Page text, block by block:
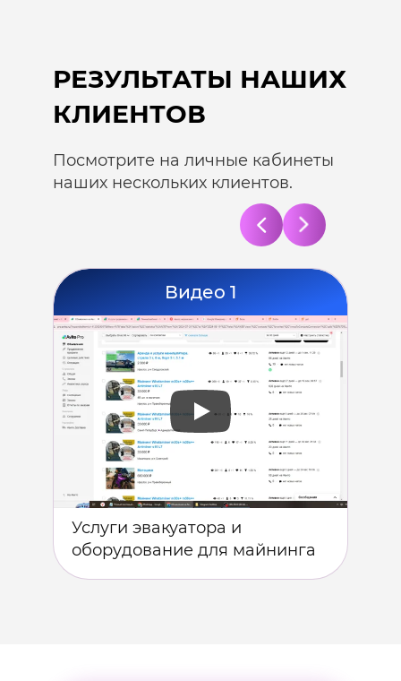
РЕЗУЛЬТАТЫ НАШИХ
КЛИЕНТОВ
Посмотрите на личные кабинеты
наших нескольких клиентов.
Видео 1
Услуги эвакуатора и
оборудование для майнинга